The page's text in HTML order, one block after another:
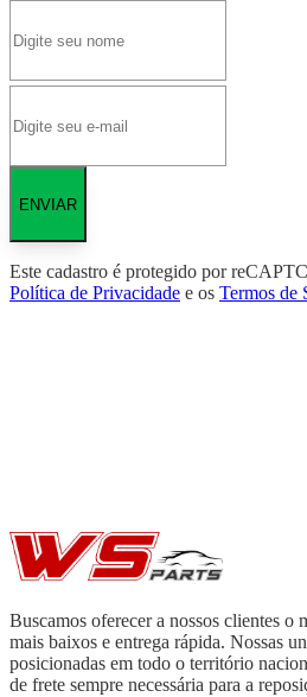
ENVIAR
Este cadastro é protegido por
Política de Privacidade e os Termos de
Buscamos oferecer a nossos clientes o
mais baixos e entrega rápida. Nossas
posicionadas em todo o território
de frete sempre necessária para a